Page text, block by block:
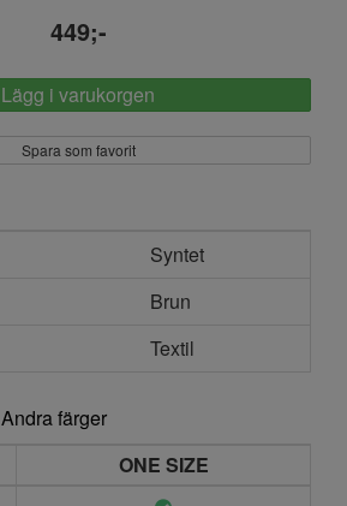
449;-
Lägg i varukorgen
Spara som favorit
Syntet
Brun
Textil
Andra färger
ONE SIZE